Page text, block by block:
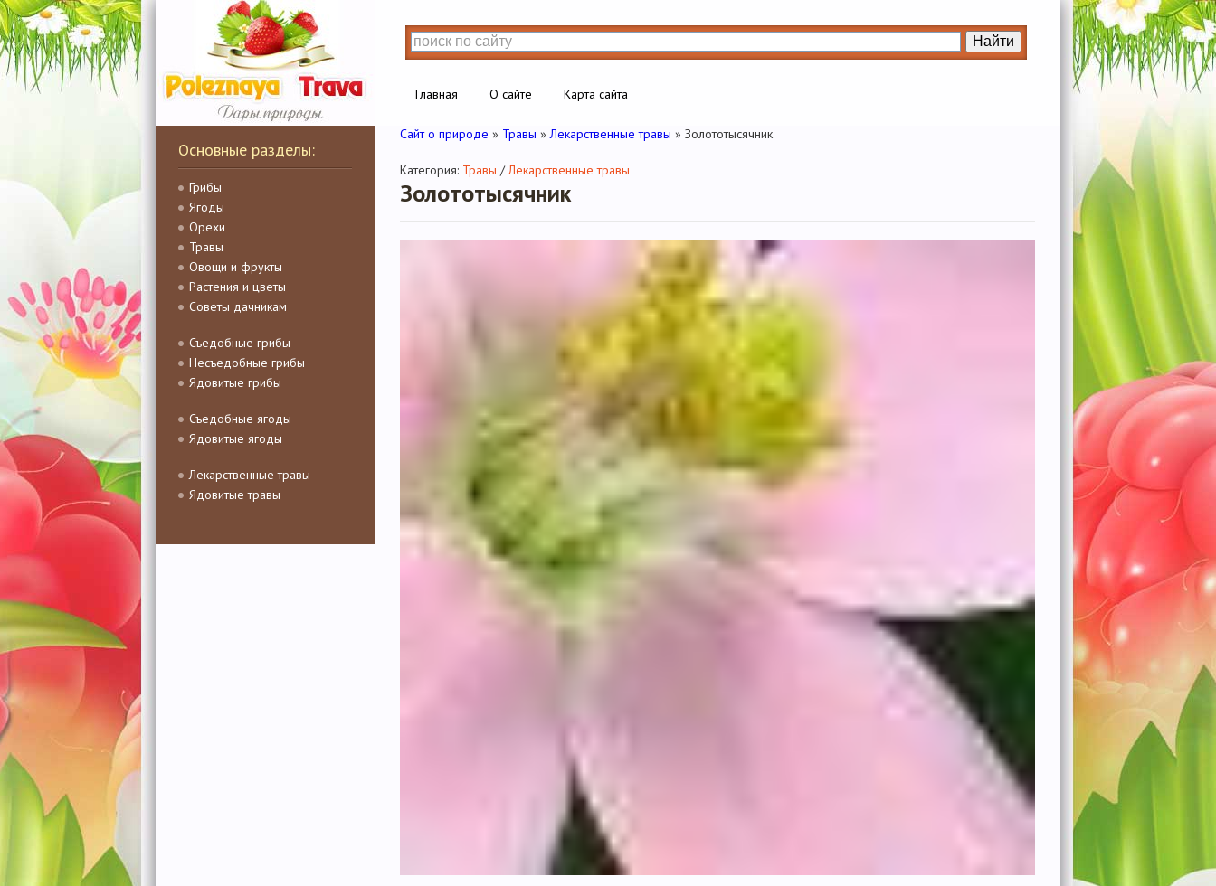
Главная О сайте Карта сайта
Основные разделы:
Грибы
Ягоды
Орехи
Травы
Овощи и фрукты
Растения и цветы
Советы дачникам
Съедобные грибы
Несъедобные грибы
Ядовитые грибы
Съедобные ягоды
Ядовитые ягоды
Лекарственные травы
Ядовитые травы
Сайт о природе » Травы »Лекарственные травы » Золототысячник
Категория: Травы /Лекарственные травы
Золототысячник